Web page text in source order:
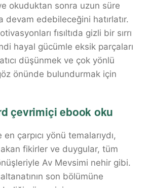
okuduktan sonra uzun süre
devam edebileceğini hatırlatır.
fısıltıda gizli bir sırrı
hayal gücümle eksik parçaları
düşünmek ve çok yönlü
göz önünde bulundurmak için
çevrimiçi ebook oku
çarpıcı yönü temalarıydı,
fikirler ve duygular, tüm
Av Mevsimi nehir gibi.
son bölümüne